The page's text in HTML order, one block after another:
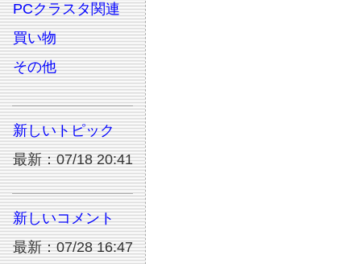
PCクラスタ関連
買い物
その他
新しいトピック
最新：07/18 20:41
新しいコメント
最新：07/28 16:47